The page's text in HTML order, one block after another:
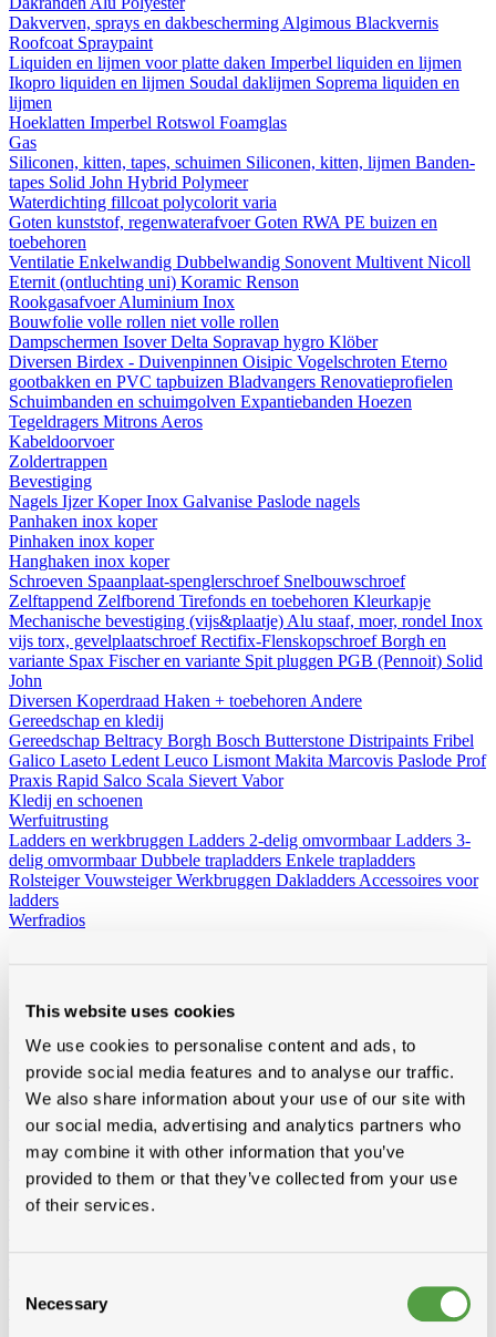
This website uses cookies
We use cookies to personalise content and ads, to
provide social media features and to analyse our traffic.
We also share information about your use of our site with
our social media, advertising and analytics partners who
may combine it with other information that you’ve
provided to them or that they’ve collected from your use
of their services.
Selection
Necessary
Dakverven, sprays en dakbescherming Algimous Blackvernis
Roofcoat Spraypaint
Liquiden en lijmen voor platte daken Imperbel liquiden en lijmen
Ikopro liquiden en lijmen Soudal daklijmen Soprema liquiden en
lijmen
Hoeklatten Imperbel Rotswol Foamglas
Gas
Siliconen, kitten, tapes, schuimen Siliconen, kitten, lijmen Banden-
tapes Solid John Hybrid Polymeer
Waterdichting fillcoat polycolorit varia
Goten kunststof, regenwaterafvoerGoten RWA PE buizen en
toebehoren
Ventilatie Enkelwandig Dubbelwandig Sonovent Multivent Nicoll
Eternit (ontluchting uni) Koramic Renson
RookgasafvoerAluminium Inox
Bouwfolie volle rollen niet volle rollen
Dampschermen IsoverDelta Sopravap hygro Klöber
Diversen Birdex - Duivenpinnen Oisipic Vogelschroten Eterno
gootbakken en PVC tapbuizen Bladvangers Renovatieprofielen
Schuimbanden en schuimgolven Expantiebanden Hoezen
Tegeldragers Mitrons Aeros
Kabeldoorvoer
Zoldertrappen
Bevestiging
Nagels IjzerKoperInox Galvanise Paslode nagels
Panhaken inox koper
Pinhaken inox koper
Hanghaken inox koper
Schroeven Spaanplaat-spenglerschroef Snelbouwschroef
Zelftappend Zelfborend Tirefonds en toebehoren Kleurkapje
Mechanische bevestiging (vijs&plaatje) Alu staaf, moer, rondel Inox
vijs torx, gevelplaatschroefRectifix-FlenskopschroefBorgh en
variante Spax Fischer en variante Spit pluggen PGB (Pennoit) Solid
John
Diversen Koperdraad Haken + toebehoren Andere
Gereedschap en kledij
Gereedschap Beltracy Borgh Bosch Butterstone Distripaints Fribel
Galico Laseto Ledent Leuco Lismont Makita Marcovis Paslode Prof
Praxis Rapid Salco Scala Sievert Vabor
Kledij en schoenen
Werfuitrusting
Ladders en werkbruggen Ladders 2-delig omvormbaarLadders 3-
delig omvormbaarDubbele trapladders Enkele trapladders
RolsteigerVouwsteigerWerkbruggen Dakladders Accessoires voor
ladders
Werfradios
afwerkingshout zoals planchetten, platen en boordplanken – bij
Modde vind je een ruim aanbod houtproducten voor elke
toepassing.
Toon alles van Hout
Pannelatten
Epicia
RND
Stoflatten
Voligen
RND niet gedrenkt3/44/4
KVH-FJ gedrenkt